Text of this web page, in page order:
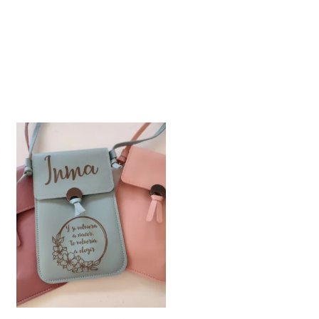
Añadir a la lista de deseos